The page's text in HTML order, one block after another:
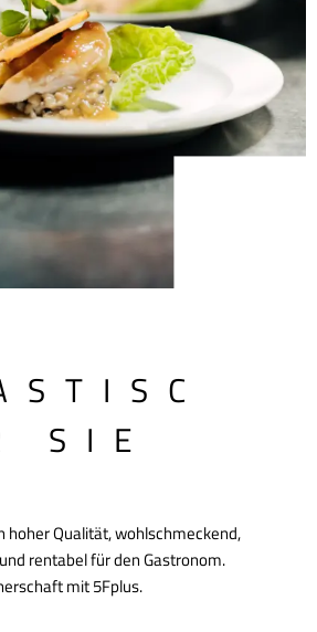
SIE
hoher Qualität, wohlschmeckend,
rentabel für den Gastronom.
mit 5Fplus.